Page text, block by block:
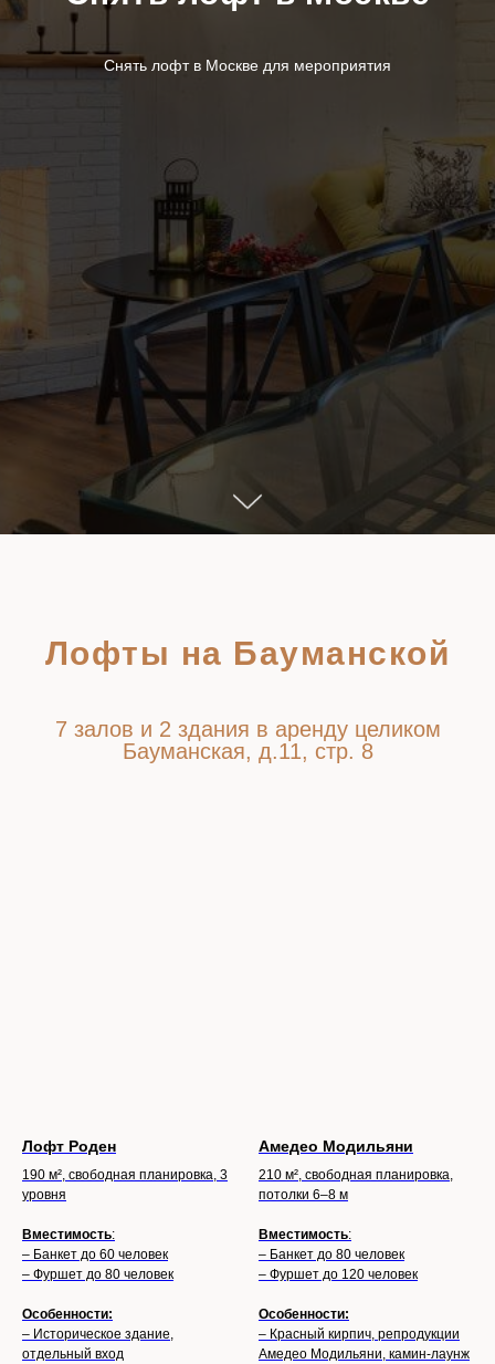
Снять лофт в Москве для мероприятия
Лофты на Бауманской
7 залов и 2 здания в аренду целиком
Бауманская, д.11, стр. 8
Лофт Роден
190 м², свободная планировка, 3
уровня
Вместимость:
– Банкет до 60 человек
– Фуршет до 80 человек
Особенности:
– Историческое здание,
отдельный вход
Амедео Модильяни
210 м², свободная планировка,
потолки 6–8 м
Вместимость:
– Банкет до 80 человек
– Фуршет до 120 человек
Особенности:
– Красный кирпич, репродукции
Амедео Модильяни, камин-лаунж